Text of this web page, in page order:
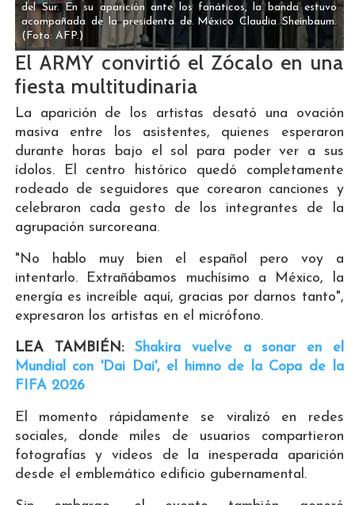
del Sur. En su aparición ante los fanáticos, la banda estuvo
acompañada de la presidenta de México Claudia Sheinbaum.
(Foto: AFP.)
El ARMY convirtió el Zócalo en una
fiesta multitudinaria
La aparición de los artistas desató una ovación
masiva entre los asistentes, quienes esperaron
durante horas bajo el sol para poder ver a sus
ídolos. El centro histórico quedó completamente
rodeado de seguidores que corearon canciones y
celebraron cada gesto de los integrantes de la
agrupación surcoreana.
"No hablo muy bien el español pero voy a
intentarlo. Extrañábamos muchísimo a México, la
energía es increíble aquí, gracias por darnos tanto",
expresaron los artistas en el micrófono.
LEA TAMBIÉN: Shakira vuelve a sonar en el
Mundial con 'Dai Dai', el himno de la Copa de la
FIFA 2026
El momento rápidamente se viralizó en redes
sociales, donde miles de usuarios compartieron
fotografías y videos de la inesperada aparición
desde el emblemático edificio gubernamental.